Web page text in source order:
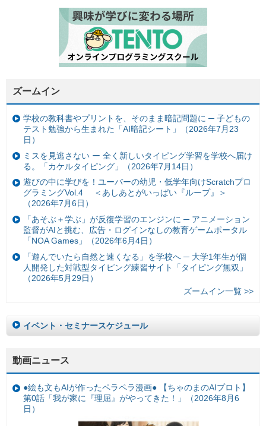
ズームイン
学校の教科書やプリントを、そのまま暗記問題に ─ 子どもの
テスト勉強から生まれた「AI暗記シート」（2026年7月23
日）
ミスを見逃さない ー 全く新しいタイピング学習を学校へ届け
る。「カケルタイピング」（2026年7月14日）
遊びの中に学びを！ユーバーの幼児・低学年向けScratchプロ
グラミングVol.4 ＜あしあとがいっぱい『ループ』＞
（2026年7月6日）
「あそぶ＋学ぶ」が反復学習のエンジンに ─ アニメーション
監督がAIと挑む、広告・ログインなしの教育ゲームポータル
「NOA Games」（2026年6月4日）
「遊んでいたら自然と速くなる」を学校へ ─ 大学1年生が個
人開発した対戦型タイピング練習サイト「タイピング無双」
（2026年5月29日）
ズームイン一覧 >>
イベント・セミナースケジュール
動画ニュース
●絵も文もAIが作ったペラペラ漫画● 【ちゃのまのAIプロト】
第0話「我が家に『理屈』がやってきた！」（2026年8月6
日）